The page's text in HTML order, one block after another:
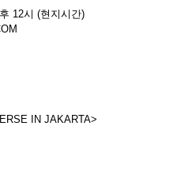
12시 (현지시간)
IN JAKARTA>